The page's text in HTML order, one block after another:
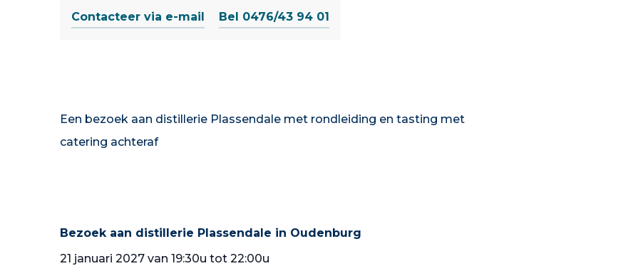
Contacteer via e-mail Bel 0476/43 94 01
Een bezoek aan distillerie Plassendale met rondleiding en tasting met
catering achteraf
Bezoek aan distillerie Plassendale in Oudenburg
21 januari 2027 van 19:30u tot 22:00u